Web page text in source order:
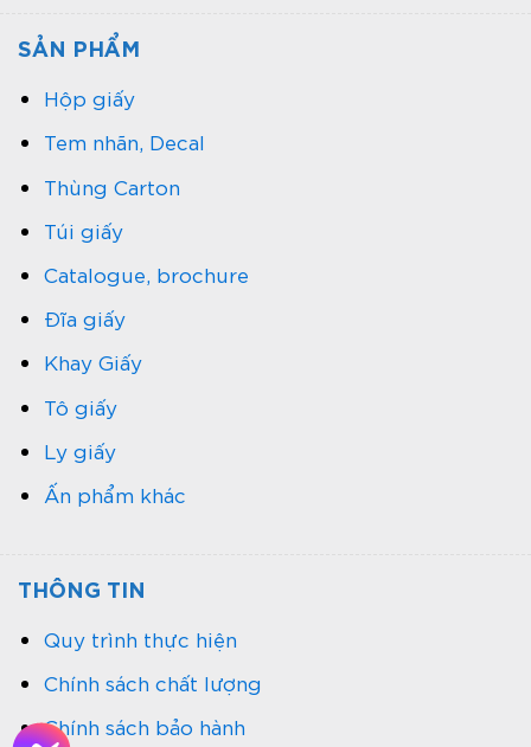
SẢN PHẨM
Hộp giấy
Tem nhãn, Decal
Thùng Carton
Túi giấy
Catalogue, brochure
Đĩa giấy
Khay Giấy
Tô giấy
Ly giấy
Ấn phẩm khác
THÔNG TIN
Quy trình thực hiện
Chính sách chất lượng
Chính sách bảo hành